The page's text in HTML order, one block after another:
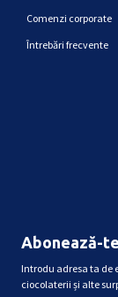
Comenzi corporate
Întrebări frecvente
Abonează-
Introdu adresa ta de
ciocolaterii și alte